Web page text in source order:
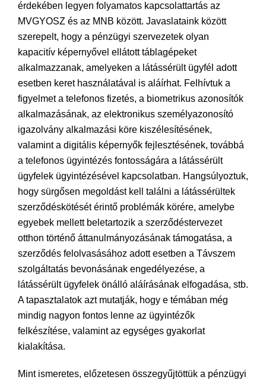
érdekében legyen folyamatos kapcsolattartás az
MVGYOSZ és az MNB között. Javaslataink között
szerepelt, hogy a pénzügyi szervezetek olyan
kapacitív képernyővel ellátott táblagépeket
alkalmazzanak, amelyeken a látássérült ügyfél adott
esetben keret használatával is aláírhat. Felhívtuk a
figyelmet a telefonos fizetés, a biometrikus azonosítók
alkalmazásának, az elektronikus személyazonosító
igazolvány alkalmazási köre kiszélesítésének,
valamint a digitális képernyők fejlesztésének, továbbá
a telefonos ügyintézés fontosságára a látássérült
ügyfelek ügyintézésével kapcsolatban. Hangsúlyoztuk,
hogy sürgősen megoldást kell találni a látássérültek
szerződéskötését érintő problémák körére, amelybe
egyebek mellett beletartozik a szerződéstervezet
otthon történő áttanulmányozásának támogatása, a
szerződés felolvasásához adott esetben a Távszem
szolgáltatás bevonásának engedélyezése, a
látássérült ügyfelek önálló aláírásának elfogadása, stb.
A tapasztalatok azt mutatják, hogy e témában még
mindig nagyon fontos lenne az ügyintézők
felkészítése, valamint az egységes gyakorlat
kialakítása.
Mint ismeretes, előzetesen összegyűjtöttük a pénzügyi